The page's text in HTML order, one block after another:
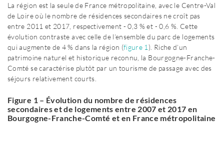
La région est la seule de France métropolitaine, avec le Centre-Val
de Loire où le nombre de résidences secondaires ne croît pas
entre 2011 et 2017, respectivement - 0,3 % et - 0,6 %. Cette
évolution contraste avec celle de l’ensemble du parc de logements
qui augmente de 4 % dans la région (figure 1). Riche d’un
patrimoine naturel et historique reconnu, la Bourgogne-Franche-
Comté se caractérise plutôt par un tourisme de passage avec des
séjours relativement courts.
Figure 1 – Évolution du nombre de résidences
secondaires et de logements entre 2007 et 2017 en
Bourgogne-Franche-Comté et en France métropolitaine